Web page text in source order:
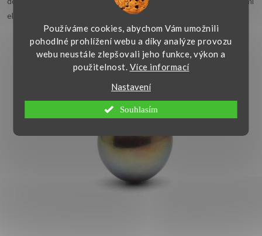
Používáme cookies, abychom Vám umožnili
pohodlné prohlížení webu a díky analýze provozu
webu neustále zlepšovali jeho funkce, výkon a
použitelnost. Více informací
Nastavení
Souhlasím
elegantní šperk, který si rády dopřávají především starší ženy.